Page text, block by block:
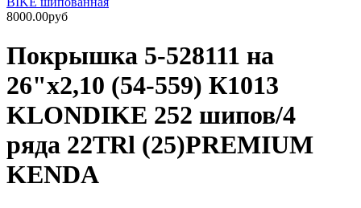
8000.00руб
Покрышка 5-528111 на
26"х2,10 (54-559) К1013
KLONDIKE 252 шипов/4
ряда 22TRl (25)PREMIUM
KENDA